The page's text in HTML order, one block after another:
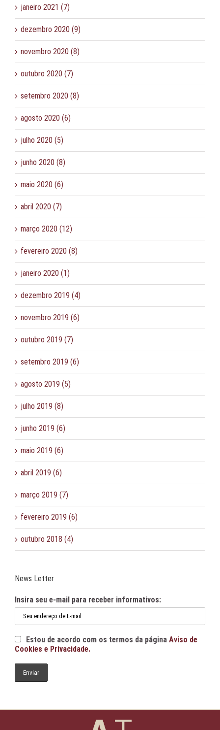
janeiro 2021 (7)
dezembro 2020 (9)
novembro 2020 (8)
outubro 2020 (7)
setembro 2020 (8)
agosto 2020 (6)
julho 2020 (5)
junho 2020 (8)
maio 2020 (6)
abril 2020 (7)
março 2020 (12)
fevereiro 2020 (8)
janeiro 2020 (1)
dezembro 2019 (4)
novembro 2019 (6)
outubro 2019 (7)
setembro 2019 (6)
agosto 2019 (5)
julho 2019 (8)
junho 2019 (6)
maio 2019 (6)
abril 2019 (6)
março 2019 (7)
fevereiro 2019 (6)
outubro 2018 (4)
News Letter
Insira seu e-mail para receber informativos:
Estou de acordo com os termos da página Aviso de
Cookies e Privacidade.